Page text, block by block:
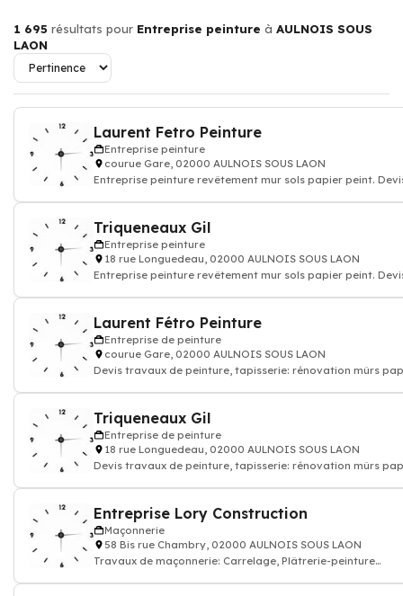
1 695 résultats pour Entreprise peinture à AULNOIS SOUS
LAON
Laurent Fetro Peinture
Entreprise peinture
courue Gare, 02000 AULNOIS SOUS LAON
Entreprise peinture revêtement mur sols papier peint.
Triqueneaux Gil
Entreprise peinture
18 rue Longuedeau, 02000 AULNOIS SOUS LAON
Entreprise peinture revêtement mur sols papier peint.
Laurent Fétro Peinture
Entreprise de peinture
courue Gare, 02000 AULNOIS SOUS LAON
Devis travaux de peinture, tapisserie: rénovation mûrs
Triqueneaux Gil
Entreprise de peinture
18 rue Longuedeau, 02000 AULNOIS SOUS LAON
Devis travaux de peinture, tapisserie: rénovation mûrs
Entreprise Lory Construction
Maçonnerie
58 Bis rue Chambry, 02000 AULNOIS SOUS LAON
Travaux de maçonnerie: Carrelage, Plâtrerie-peinture